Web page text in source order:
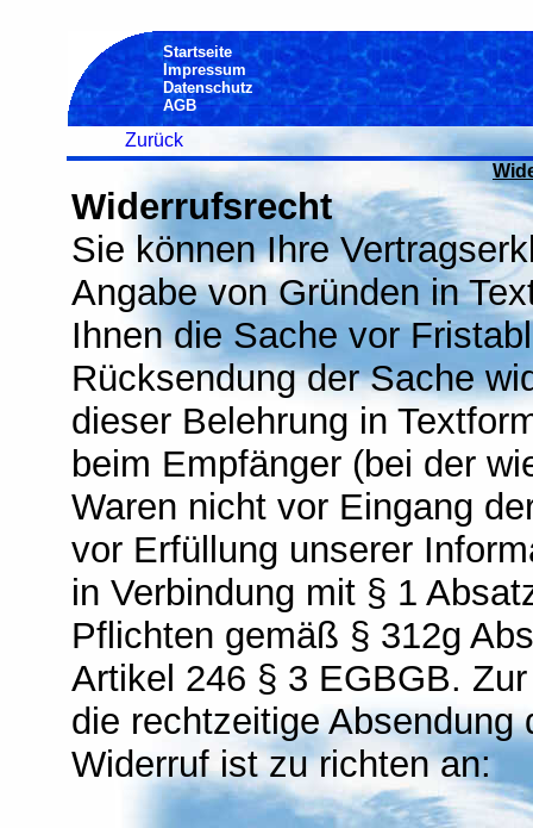
Startseite
Impressum
Datenschutz
AGB
Zurück
Widerrufsrecht
Sie können Ihre
Angabe von Gründen in
Ihnen die Sache vor
Rücksendung der Sache
dieser Belehrung in
beim Empfänger (bei der
Waren nicht vor Eingang
vor Erfüllung unserer
in Verbindung mit § 1
Pflichten gemäß § 312g
Artikel 246 § 3 EGBGB.
die rechtzeitige
Widerruf ist zu richten an: